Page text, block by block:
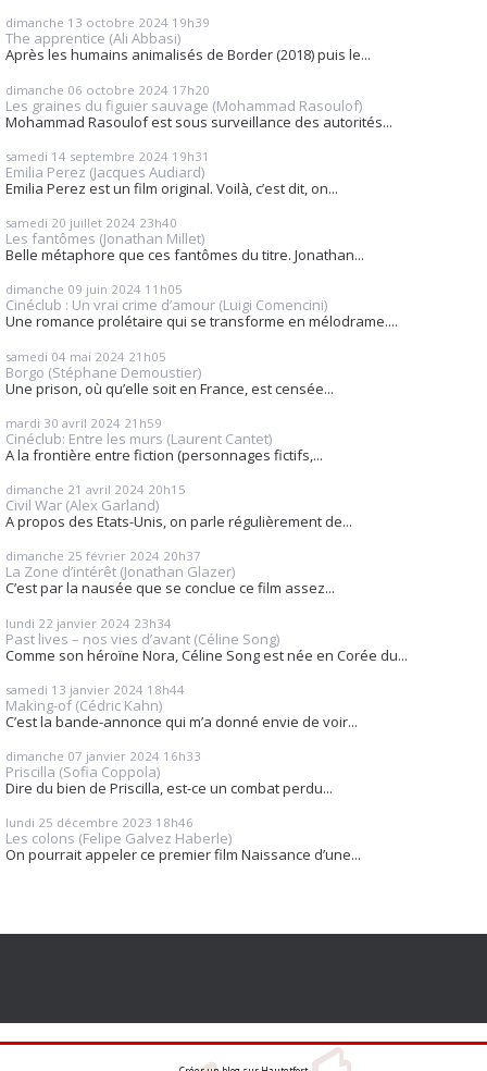
dimanche 13 octobre 2024 19h39
The apprentice (Ali Abbasi)
Après les humains animalisés de Border (2018) puis le...
dimanche 06 octobre 2024 17h20
Les graines du figuier sauvage (Mohammad Rasoulof)
Mohammad Rasoulof est sous surveillance des autorités...
samedi 14 septembre 2024 19h31
Emilia Perez (Jacques Audiard)
Emilia Perez est un film original. Voilà, c’est dit, on...
samedi 20 juillet 2024 23h40
Les fantômes (Jonathan Millet)
Belle métaphore que ces fantômes du titre. Jonathan...
dimanche 09 juin 2024 11h05
Cinéclub : Un vrai crime d’amour (Luigi Comencini)
Une romance prolétaire qui se transforme en mélodrame....
samedi 04 mai 2024 21h05
Borgo (Stéphane Demoustier)
Une prison, où qu’elle soit en France, est censée...
mardi 30 avril 2024 21h59
Cinéclub: Entre les murs (Laurent Cantet)
A la frontière entre fiction (personnages fictifs,...
dimanche 21 avril 2024 20h15
Civil War (Alex Garland)
A propos des Etats-Unis, on parle régulièrement de...
dimanche 25 février 2024 20h37
La Zone d’intérêt (Jonathan Glazer)
C’est par la nausée que se conclue ce film assez...
lundi 22 janvier 2024 23h34
Past lives – nos vies d’avant (Céline Song)
Comme son héroïne Nora, Céline Song est née en Corée du...
samedi 13 janvier 2024 18h44
Making-of (Cédric Kahn)
C’est la bande-annonce qui m’a donné envie de voir...
dimanche 07 janvier 2024 16h33
Priscilla (Sofia Coppola)
Dire du bien de Priscilla, est-ce un combat perdu...
lundi 25 décembre 2023 18h46
Les colons (Felipe Galvez Haberle)
On pourrait appeler ce premier film Naissance d’une...